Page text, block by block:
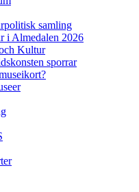
samling
i Almedalen 2026
Kultur
sporrar